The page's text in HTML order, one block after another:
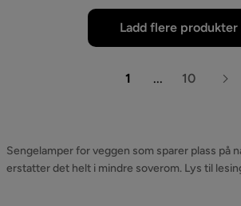
Ladd flere produkter
1 ... 10
Sengelamper for veggen som sparer plass på
erstatter det helt i mindre soverom. Lys til